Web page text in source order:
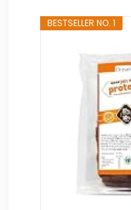
BESTSELLER NO. 1